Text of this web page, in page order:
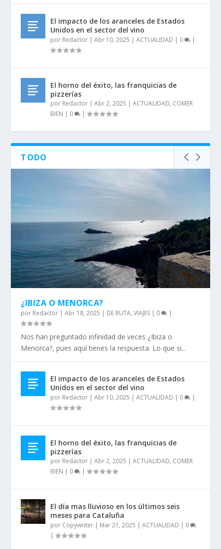
El impacto de los aranceles de Estados
Unidos en el sector del vino
por Redactor |Abr 10, 2025 |ACTUALIDAD | 0 |
El horno del éxito, las franquicias de
pizzerías
por Redactor |Abr 2, 2025 |ACTUALIDAD, COMER
BIEN | 0 |
TODO
¿IBIZA O MENORCA?
por Redactor |Abr 18, 2025 | DE RUTA,VIAJES | 0 |
Nos han preguntado infinidad de veces ¿Ibiza o
Menorca?, pues aquí tienes la respuesta. Lo que si...
El impacto de los aranceles de Estados
Unidos en el sector del vino
por Redactor |Abr 10, 2025 |ACTUALIDAD | 0 |
El horno del éxito, las franquicias de
pizzerías
por Redactor |Abr 2, 2025 |ACTUALIDAD, COMER
BIEN | 0 |
El día mas lluvioso en los últimos seis
meses para Cataluña
por Copywriter | Mar 21, 2025 |ACTUALIDAD | 0
|